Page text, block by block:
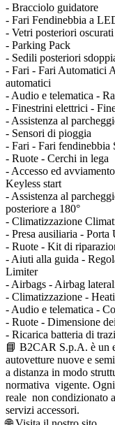
- Bracciolo guidatore
- Fari Fendinebbia a
- Vetri posteriori oscurati
- Parking Pack
- Sedili posteriori
- Fari - Fari Automatici
automatici
- Audio e telematica -
- Finestrini elettrici -
- Assistenza al
- Sensori di pioggia
- Fari - Fari fendinebbia
- Ruote - Cerchi in lega
- Accesso ed
Keyless start
- Assistenza al
posteriore a 180°
- Climatizzazione
- Presa ausiliaria - Porta
- Ruote - Kit di
- Aiuti alla guida -
Limiter
- Airbags - Airbag
- Climatizzazione -
- Audio e telematica -
- Ruote - Dimensione
- Ricarica batteria di
📘 B2CAR S.p.A. è un
autovetture nuove e
a distanza in modo
normativa vigente.
reale non condizionato
servizi accessori.